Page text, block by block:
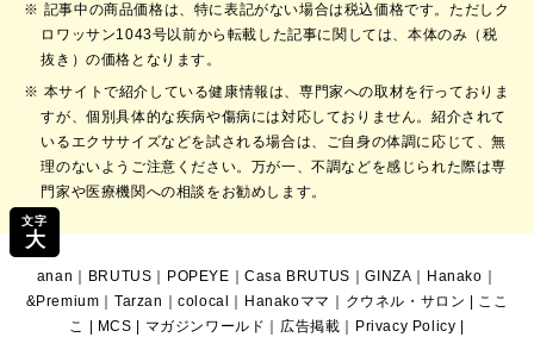
文字
大
記事中の商品価格は、特に表記がない場合は税込価格です。ただしク
ロワッサン1043号以前から転載した記事に関しては、本体のみ（税
抜き）の価格となります。
本サイトで紹介している健康情報は、専門家への取材を行っておりま
すが、個別具体的な疾病や傷病には対応しておりません。紹介されて
いるエクササイズなどを試される場合は、ご自身の体調に応じて、無
理のないようご注意ください。万が一、不調などを感じられた際は専
門家や医療機関への相談をお勧めします。
anan BRUTUS POPEYE ｜Casa BRUTUS ｜GINZA Hanako
&Premium ｜Tarzan ｜colocal Hanakoママ クウネル・サロン
ここ
こ
MCS マガジンワールド 広告掲載 Privacy Policy